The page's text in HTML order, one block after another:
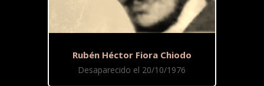
Rubén Héctor Fiora Chiodo
Desaparecido el 20/10/1976